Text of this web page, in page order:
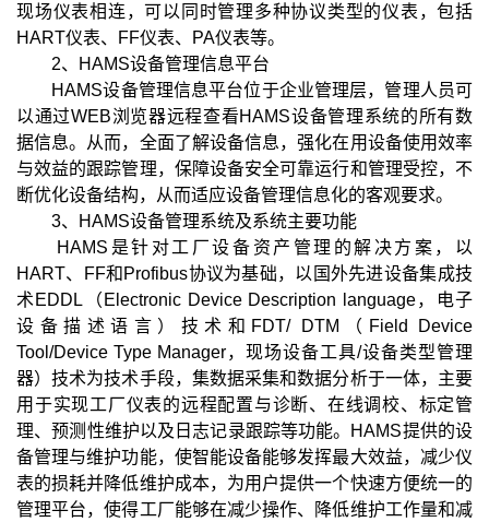
现场仪表相连，可以同时管理多种协议类型的仪表，包括
HART仪表、FF仪表、PA仪表等。
2、HAMS设备管理信息平台
HAMS设备管理信息平台位于企业管理层，管理人员可
以通过WEB浏览器远程查看HAMS设备管理系统的所有数
据信息。从而，全面了解设备信息，强化在用设备使用效率
与效益的跟踪管理，保障设备安全可靠运行和管理受控，不
断优化设备结构，从而适应设备管理信息化的客观要求。
3、HAMS设备管理系统及系统主要功能
HAMS是针对工厂设备资产管理的解决方案，以
HART、FF和Profibus协议为基础，以国外先进设备集成技
术EDDL（Electronic Device Description language，电子
设备描述语言）技术和FDT/ DTM（Field Device
Tool/Device Type Manager，现场设备工具/设备类型管理
器）技术为技术手段，集数据采集和数据分析于一体，主要
用于实现工厂仪表的远程配置与诊断、在线调校、标定管
理、预测性维护以及日志记录跟踪等功能。HAMS提供的设
备管理与维护功能，使智能设备能够发挥最大效益，减少仪
表的损耗并降低维护成本，为用户提供一个快速方便统一的
管理平台，使得工厂能够在减少操作、降低维护工作量和减